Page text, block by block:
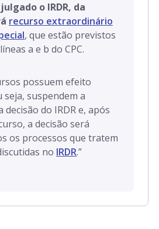
o IRDR, da
recurso extraordinário
, que estão previstos
a e b do CPC.
possuem efeito
suspendem a
decisão do IRDR e, após
a decisão será
os processos que tratem
no IRDR.”